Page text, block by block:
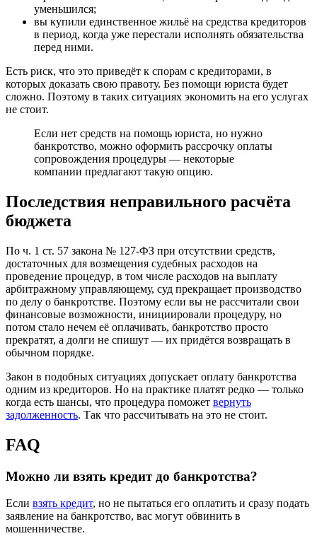
уменьшился;
вы купили единственное жильё на средства кредиторов
в период, когда уже перестали исполнять обязательства
перед ними.
Есть риск, что это приведёт к спорам с кредиторами, в
которых доказать свою правоту. Без помощи юриста будет
сложно. Поэтому в таких ситуациях экономить на его услугах
не стоит.
Если нет средств на помощь юриста, но нужно
банкротство, можно оформить рассрочку оплаты
сопровождения процедуры — некоторые
компании предлагают такую опцию.
Последствия неправильного расчёта
бюджета
По ч. 1 ст. 57 закона № 127-ФЗ при отсутствии средств,
достаточных для возмещения судебных расходов на
проведение процедур, в том числе расходов на выплату
арбитражному управляющему, суд прекращает производство
по делу о банкротстве. Поэтому если вы не рассчитали свои
финансовые возможности, инициировали процедуру, но
потом стало нечем её оплачивать, банкротство просто
прекратят, а долги не спишут — их придётся возвращать в
обычном порядке.
Закон в подобных ситуациях допускает оплату банкротства
одним из кредиторов. Но на практике платят редко — только
когда есть шансы, что процедура поможет вернуть
задолженность. Так что рассчитывать на это не стоит.
FAQ
Можно ли взять кредит до банкротства?
Если взять кредит, но не пытаться его оплатить и сразу подать
заявление на банкротство, вас могут обвинить в
мошенничестве.